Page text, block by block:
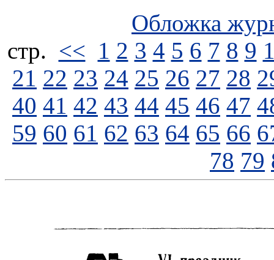
Обложка
стp. << 1 2 3 4 5 6 7 8 9
21 22 23 24 25 26 27 28
40 41 42 43 44 45 46 47
59 60 61 62 63 64 65 66
78 79